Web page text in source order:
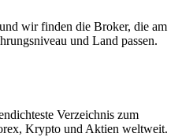
wir finden die Broker, die am
und Land passen.
Verzeichnis zum
Krypto und Aktien weltweit.